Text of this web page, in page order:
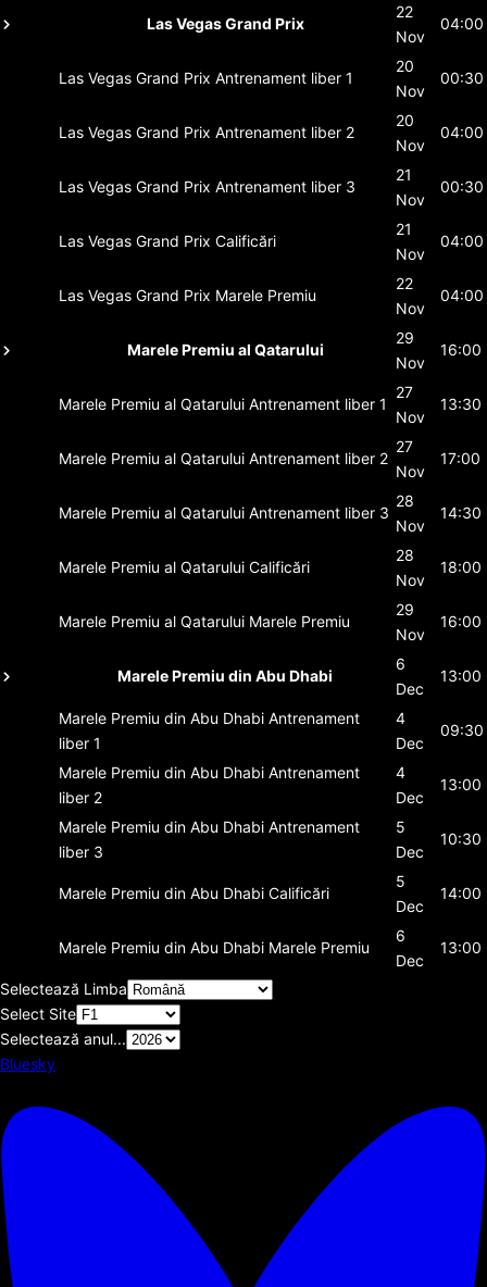
Las Vegas Grand Prix
22
Nov
04:00
Las Vegas Grand Prix Antrenament liber 1
20
Nov
00:30
Las Vegas Grand Prix Antrenament liber 2
20
Nov
04:00
Las Vegas Grand Prix Antrenament liber 3
21
Nov
00:30
Las Vegas Grand Prix Calificări
21
Nov
04:00
Las Vegas Grand Prix Marele Premiu
22
Nov
04:00
Marele Premiu al Qatarului
29
Nov
16:00
Marele Premiu al Qatarului Antrenament liber 1
27
Nov
13:30
Marele Premiu al Qatarului Antrenament liber 2
27
Nov
17:00
Marele Premiu al Qatarului Antrenament liber 3
28
Nov
14:30
Marele Premiu al Qatarului Calificări
28
Nov
18:00
Marele Premiu al Qatarului Marele Premiu
29
Nov
16:00
Marele Premiu din Abu Dhabi
6
Dec
13:00
Marele Premiu din Abu Dhabi Antrenament
liber 1
4
Dec
09:30
Marele Premiu din Abu Dhabi Antrenament
liber 2
4
Dec
13:00
Marele Premiu din Abu Dhabi Antrenament
liber 3
5
Dec
10:30
Marele Premiu din Abu Dhabi Calificări
5
Dec
14:00
Marele Premiu din Abu Dhabi Marele Premiu
6
Dec
13:00
Selectează Limba
Select Site
Selectează anul...
Bluesky